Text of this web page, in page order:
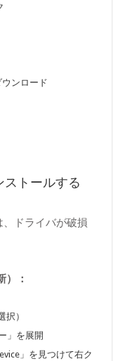
ンロード
ストールする
ドライバが破損
：
択）
」を展開
」を見つけて右ク